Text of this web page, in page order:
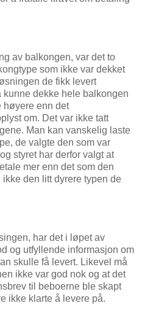
av balkongen, var det to
som ikke var dekket
de fikk levert
kunne dekke hele balkongen
høyere enn det
om. Det var ikke tatt
Man kan vanskelig laste
de valgte den som var
styret har derfor valgt at
mer enn det som den
den litt dyrere typen de
har det i løpet av
og utfyllende informasjon om
skulle få levert. Likevel må
ikke var god nok og at det
til beboerne ble skapt
ikke klarte å levere på.